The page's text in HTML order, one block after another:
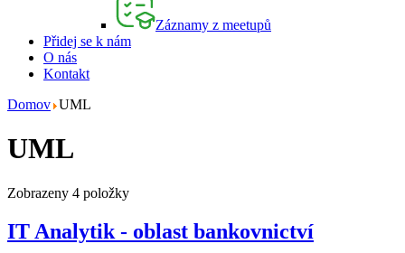
Záznamy z meetupů
Přidej se k nám
O nás
Kontakt
Domov UML
UML
Zobrazeny 4 položky
IT Analytik - oblast bankovnictví